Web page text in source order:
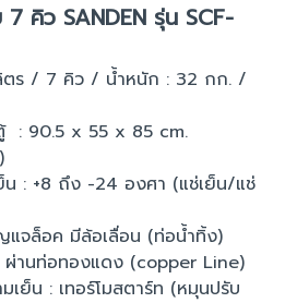
คิว SANDEN รุ่น SCF-
ตร / 7 คิว / น้ำหนัก : 32 กก. /
: 90.5 x 55 x 85 cm.
: +8 ถึง -24 องศา (แช่เย็น/แช่
แจล็อค มีล้อเลื่อน (ท่อน้ำทิ้ง)
ผ่านท่อทองแดง (copper Line)
เย็น : เทอร์โมสตาร์ท (หมุนปรับ